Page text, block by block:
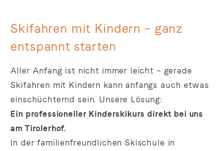
Skifahren mit Kindern – ganz
entspannt starten
Aller Anfang ist nicht immer leicht – gerade
Skifahren mit Kindern kann anfangs auch etwas
einschüchternd sein. Unsere Lösung:
Ein professioneller Kinderskikurs direkt bei uns
am Tirolerhof.
In der familienfreundlichen Skischule in